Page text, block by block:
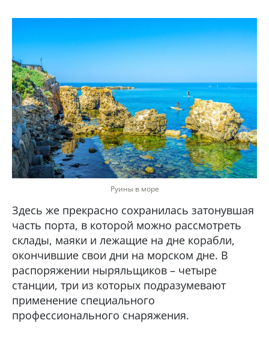
Руины в море
Здесь же прекрасно сохранилась затонувшая
часть порта, в которой можно рассмотреть
склады, маяки и лежащие на дне корабли,
окончившие свои дни на морском дне. В
распоряжении ныряльщиков – четыре
станции, три из которых подразумевают
применение специального
профессионального снаряжения.